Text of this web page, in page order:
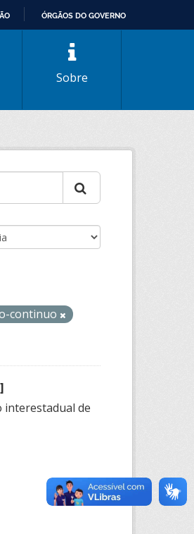
ÓRGÃOS DO GOVERNO
Sobre
continuo
interestadual de